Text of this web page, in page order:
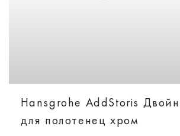
Hansgrohe AddStoris
для полотенец хром